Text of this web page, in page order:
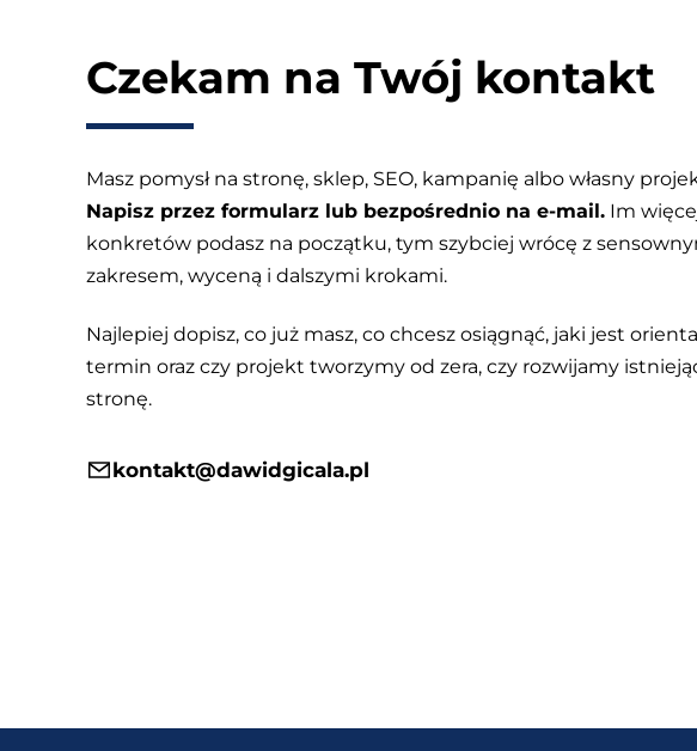
Czekam na Twój kontakt
Masz pomysł na stronę, sklep, SEO, kampanię albo własny
Napisz przez formularz lub bezpośrednio na e-mail. Im
konkretów podasz na początku, tym szybciej wrócę z
zakresem, wyceną i dalszymi krokami.
Najlepiej dopisz, co już masz, co chcesz osiągnąć, jaki jest
termin oraz czy projekt tworzymy od zera, czy rozwijamy
stronę.
kontakt@dawidgicala.pl